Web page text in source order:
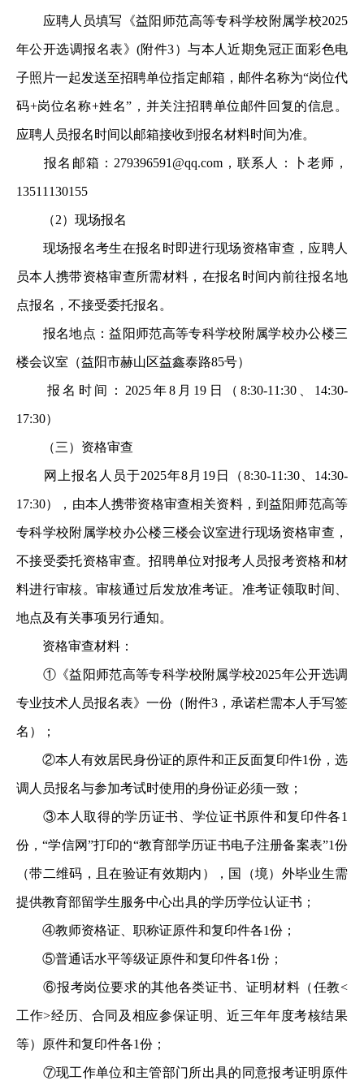
应聘人员填写《益阳师范高等专科学校附属学校2025
年公开选调报名表》(附件3）与本人近期免冠正面彩色电
子照片一起发送至招聘单位指定邮箱，邮件名称为“岗位代
码+岗位名称+姓名”，并关注招聘单位邮件回复的信息。
应聘人员报名时间以邮箱接收到报名材料时间为准。
报名邮箱：279396591@qq.com，联系人：卜老师，
13511130155
（2）现场报名
现场报名考生在报名时即进行现场资格审查，应聘人
员本人携带资格审查所需材料，在报名时间内前往报名地
点报名，不接受委托报名。
报名地点：益阳师范高等专科学校附属学校办公楼三
楼会议室（益阳市赫山区益鑫泰路85号）
报名时间：2025年8月19日（8:30-11:30、14:30-
17:30）
（三）资格审查
网上报名人员于2025年8月19日（8:30-11:30、14:30-
17:30），由本人携带资格审查相关资料，到益阳师范高等
专科学校附属学校办公楼三楼会议室进行现场资格审查，
不接受委托资格审查。招聘单位对报考人员报考资格和材
料进行审核。审核通过后发放准考证。准考证领取时间、
地点及有关事项另行通知。
资格审查材料：
①《益阳师范高等专科学校附属学校2025年公开选调
专业技术人员报名表》一份（附件3，承诺栏需本人手写签
名）；
②本人有效居民身份证的原件和正反面复印件1份，选
调人员报名与参加考试时使用的身份证必须一致；
③本人取得的学历证书、学位证书原件和复印件各1
份，“学信网”打印的“教育部学历证书电子注册备案表”1份
（带二维码，且在验证有效期内），国（境）外毕业生需
提供教育部留学生服务中心出具的学历学位认证书；
④教师资格证、职称证原件和复印件各1份；
⑤普通话水平等级证原件和复印件各1份；
⑥报考岗位要求的其他各类证书、证明材料（任教<
工作>经历、合同及相应参保证明、近三年年度考核结果
等）原件和复印件各1份；
⑦现工作单位和主管部门所出具的同意报考证明原件